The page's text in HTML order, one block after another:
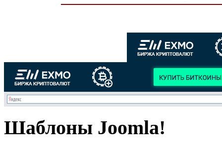
Шаблоны Joomla!